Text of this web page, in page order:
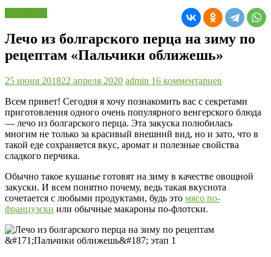
Лечо из болгарского перца на зиму по
рецептам «Пальчики оближешь»
25 июня 201822 апреля 2020 admin 16 комментариев
Всем привет! Сегодня я хочу познакомить вас с секретами
приготовления одного очень популярного венгерского блюда
— лечо из болгарского перца. Эта закуска полюбилась
многим не только за красивый внешний вид, но и зато, что в
такой еде сохраняется вкус, аромат и полезные свойства
сладкого перчика.
Обычно такое кушанье готовят на зиму в качестве овощной
закуски. И всем понятно почему, ведь такая вкуснота
сочетается с любыми продуктами, будь это мясо по-
французски или обычные макароны по-флотски.